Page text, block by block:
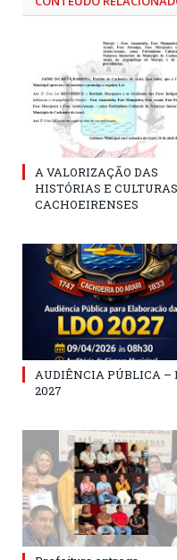
A VALORIZAÇÃO DAS
HISTÓRIAS E CULTURAS
CACHOEIRENSES
AUDIÊNCIA PÚBLICA –
2027